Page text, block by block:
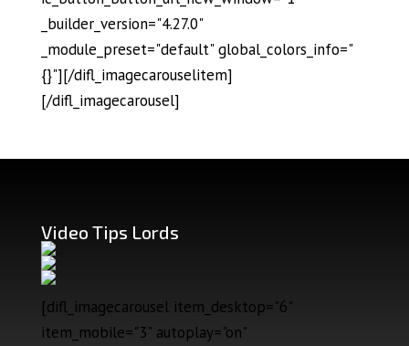
_builder_version="4.27.0"
_module_preset="default" global_colors_info="
{}"][/difl_imagecarouselitem]
[/difl_imagecarousel]
Video Tips Lords
[difl_imagecarousel item_desktop="6"
item_mobile="3" autoplay="on"